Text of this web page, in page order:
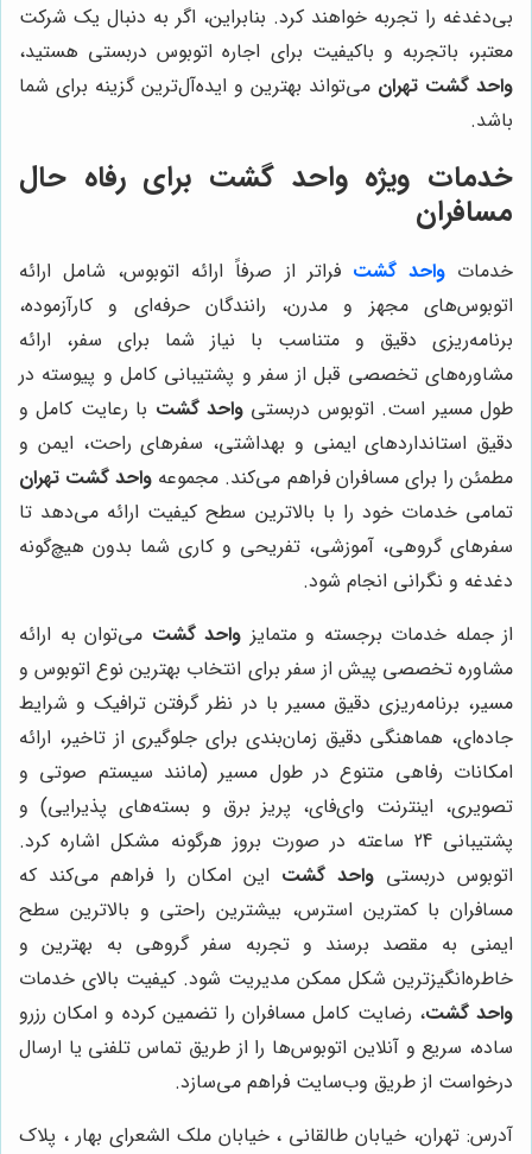
بی‌دغدغه را تجربه خواهند کرد. بنابراین، اگر به دنبال یک شرکت
معتبر، باتجربه و باکیفیت برای اجاره اتوبوس دربستی هستید،
واحد گشت تهران می‌تواند بهترین و ایده‌آل‌ترین گزینه برای شما
باشد.
خدمات ویژه واحد گشت برای رفاه حال
مسافران
خدماتواحد گشت فراتر از صرفاً ارائه اتوبوس، شامل ارائه
اتوبوس‌های مجهز و مدرن، رانندگان حرفه‌ای و کارآزموده،
برنامه‌ریزی دقیق و متناسب با نیاز شما برای سفر، ارائه
مشاوره‌های تخصصی قبل از سفر و پشتیبانی کامل و پیوسته در
طول مسیر است. اتوبوس دربستی واحد گشت با رعایت کامل و
دقیق استانداردهای ایمنی و بهداشتی، سفرهای راحت، ایمن و
مطمئن را برای مسافران فراهم می‌کند. مجموعه واحد گشت تهران
تمامی خدمات خود را با بالاترین سطح کیفیت ارائه می‌دهد تا
سفرهای گروهی، آموزشی، تفریحی و کاری شما بدون هیچ‌گونه
دغدغه و نگرانی انجام شود.
از جمله خدمات برجسته و متمایز واحد گشت می‌توان به ارائه
مشاوره تخصصی پیش از سفر برای انتخاب بهترین نوع اتوبوس و
مسیر، برنامه‌ریزی دقیق مسیر با در نظر گرفتن ترافیک و شرایط
جاده‌ای، هماهنگی دقیق زمان‌بندی برای جلوگیری از تاخیر، ارائه
امکانات رفاهی متنوع در طول مسیر (مانند سیستم صوتی و
تصویری، اینترنت وای‌فای، پریز برق و بسته‌های پذیرایی) و
پشتیبانی 24 ساعته در صورت بروز هرگونه مشکل اشاره کرد.
اتوبوس دربستی واحد گشت این امکان را فراهم می‌کند که
مسافران با کمترین استرس، بیشترین راحتی و بالاترین سطح
ایمنی به مقصد برسند و تجربه سفر گروهی به بهترین و
خاطره‌انگیزترین شکل ممکن مدیریت شود. کیفیت بالای خدمات
واحد گشت، رضایت کامل مسافران را تضمین کرده و امکان رزرو
ساده، سریع و آنلاین اتوبوس‌ها را از طریق تماس تلفنی یا ارسال
درخواست از طریق وب‌سایت فراهم می‌سازد.
آدرس: تهران، خیابان طالقانی ، خیابان ملک الشعرای بهار ، پلاک